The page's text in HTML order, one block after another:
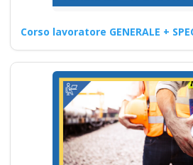
Sistema di
Sicurezza
Continua
Corso lavoratore GENERALE +